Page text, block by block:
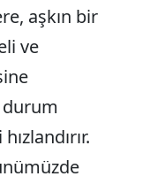
aşkın bir
ve
durum